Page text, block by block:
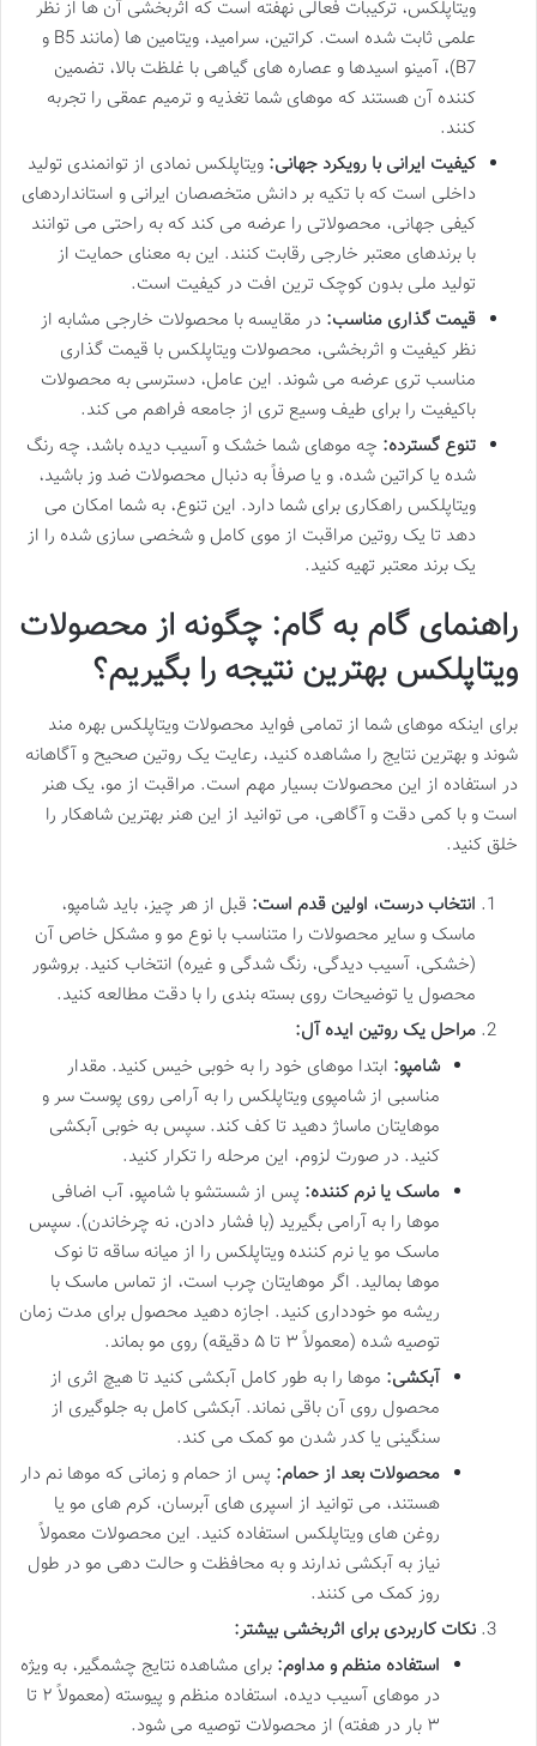
ویتاپلکس، ترکیبات فعالی نهفته است که اثربخشی آن ها از نظر
علمی ثابت شده است. کراتین، سرامید، ویتامین ها (مانند B5 و
B7)، آمینو اسیدها و عصاره های گیاهی با غلظت بالا، تضمین
کننده آن هستند که موهای شما تغذیه و ترمیم عمقی را تجربه
کنند.
کیفیت ایرانی با رویکرد جهانی: ویتاپلکس نمادی از توانمندی تولید
داخلی است که با تکیه بر دانش متخصصان ایرانی و استانداردهای
کیفی جهانی، محصولاتی را عرضه می کند که به راحتی می توانند
با برندهای معتبر خارجی رقابت کنند. این به معنای حمایت از
تولید ملی بدون کوچک ترین افت در کیفیت است.
قیمت گذاری مناسب: در مقایسه با محصولات خارجی مشابه از
نظر کیفیت و اثربخشی، محصولات ویتاپلکس با قیمت گذاری
مناسب تری عرضه می شوند. این عامل، دسترسی به محصولات
باکیفیت را برای طیف وسیع تری از جامعه فراهم می کند.
تنوع گسترده: چه موهای شما خشک و آسیب دیده باشد، چه رنگ
شده یا کراتین شده، و یا صرفاً به دنبال محصولات ضد وز باشید،
ویتاپلکس راهکاری برای شما دارد. این تنوع، به شما امکان می
دهد تا یک روتین مراقبت از موی کامل و شخصی سازی شده را از
یک برند معتبر تهیه کنید.
راهنمای گام به گام: چگونه از محصولات
ویتاپلکس بهترین نتیجه را بگیریم؟
برای اینکه موهای شما از تمامی فواید محصولات ویتاپلکس بهره مند
شوند و بهترین نتایج را مشاهده کنید، رعایت یک روتین صحیح و آگاهانه
در استفاده از این محصولات بسیار مهم است. مراقبت از مو، یک هنر
است و با کمی دقت و آگاهی، می توانید از این هنر بهترین شاهکار را
خلق کنید.
انتخاب درست، اولین قدم است: قبل از هر چیز، باید شامپو،
ماسک و سایر محصولات را متناسب با نوع مو و مشکل خاص آن
(خشکی، آسیب دیدگی، رنگ شدگی و غیره) انتخاب کنید. بروشور
محصول یا توضیحات روی بسته بندی را با دقت مطالعه کنید.
مراحل یک روتین ایده آل:
شامپو: ابتدا موهای خود را به خوبی خیس کنید. مقدار
مناسبی از شامپوی ویتاپلکس را به آرامی روی پوست سر و
موهایتان ماساژ دهید تا کف کند. سپس به خوبی آبکشی
کنید. در صورت لزوم، این مرحله را تکرار کنید.
ماسک یا نرم کننده: پس از شستشو با شامپو، آب اضافی
موها را به آرامی بگیرید (با فشار دادن، نه چرخاندن). سپس
ماسک مو یا نرم کننده ویتاپلکس را از میانه ساقه تا نوک
موها بمالید. اگر موهایتان چرب است، از تماس ماسک با
ریشه مو خودداری کنید. اجازه دهید محصول برای مدت زمان
توصیه شده (معمولاً ۳ تا ۵ دقیقه) روی مو بماند.
آبکشی: موها را به طور کامل آبکشی کنید تا هیچ اثری از
محصول روی آن باقی نماند. آبکشی کامل به جلوگیری از
سنگینی یا کدر شدن مو کمک می کند.
محصولات بعد از حمام: پس از حمام و زمانی که موها نم دار
هستند، می توانید از اسپری های آبرسان، کرم های مو یا
روغن های ویتاپلکس استفاده کنید. این محصولات معمولاً
نیاز به آبکشی ندارند و به محافظت و حالت دهی مو در طول
روز کمک می کنند.
نکات کاربردی برای اثربخشی بیشتر:
استفاده منظم و مداوم: برای مشاهده نتایج چشمگیر، به ویژه
در موهای آسیب دیده، استفاده منظم و پیوسته (معمولاً ۲ تا
۳ بار در هفته) از محصولات توصیه می شود.